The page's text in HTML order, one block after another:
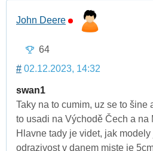
John Deere
64
# 02.12.2023, 14:32
swan1
Taky na to cumim, uz se to šine
to usadi na Východě Čech a na
Hlavne tady je videt, jak
odrazivost v danem miste je